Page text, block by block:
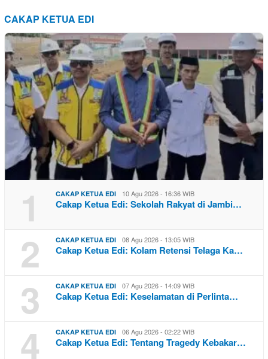
CAKAP KETUA EDI
1 CAKAP KETUA EDI 10 Agu 2026 - 16:36 WIB
Cakap Ketua Edi: Sekolah Rakyat di Jambi…
2 CAKAP KETUA EDI 08 Agu 2026 - 13:05 WIB
Cakap Ketua Edi: Kolam Retensi Telaga Ka…
3 CAKAP KETUA EDI 07 Agu 2026 - 14:09 WIB
Cakap Ketua Edi: Keselamatan di Perlinta…
4 CAKAP KETUA EDI 06 Agu 2026 - 02:22 WIB
Cakap Ketua Edi: Tentang Tragedy Kebakar…